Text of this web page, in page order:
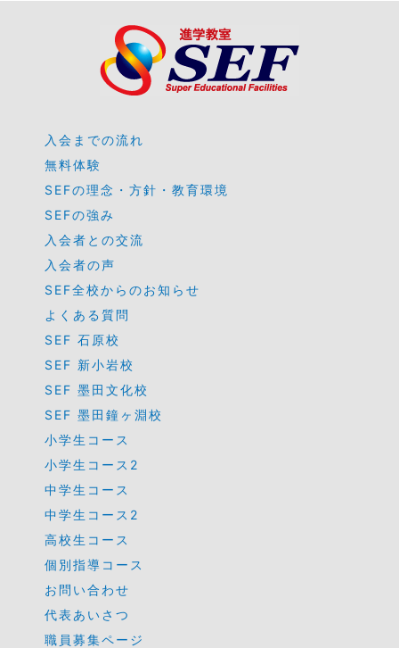
入会までの流れ
無料体験
SEFの理念・方針・教育環境
SEFの強み
入会者との交流
入会者の声
SEF全校からのお知らせ
よくある質問
SEF 石原校
SEF 新小岩校
SEF 墨田文化校
SEF 墨田鐘ヶ淵校
小学生コース
小学生コース2
中学生コース
中学生コース2
高校生コース
個別指導コース
お問い合わせ
代表あいさつ
職員募集ページ